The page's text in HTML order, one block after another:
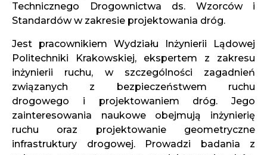
Technicznego Drogownictwa ds. Wzorców i
Standardów w zakresie projektowania dróg.
Jest pracownikiem Wydziału Inżynierii Lądowej
Politechniki Krakowskiej, ekspertem z zakresu
inżynierii ruchu, w szczególności zagadnień
związanych z bezpieczeństwem ruchu
drogowego i projektowaniem dróg. Jego
zainteresowania naukowe obejmują inżynierię
ruchu oraz projektowanie geometryczne
infrastruktury drogowej. Prowadzi badania z